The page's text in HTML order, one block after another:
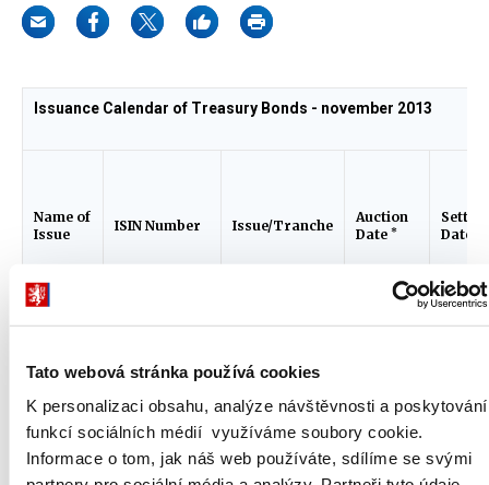
Tato webová stránka používá cookies
K personalizaci obsahu, analýze návštěvnosti a poskytování
funkcí sociálních médií využíváme soubory cookie.
Informace o tom, jak náš web používáte, sdílíme se svými
Name of
Issue
ISIN Number Issue/Tranche
Auction
Date *
Date
Issuance Calendar of Treasury Bonds - november 2013
Republic,
2019,
CZ0001003834 76/10
T-Bond
of the